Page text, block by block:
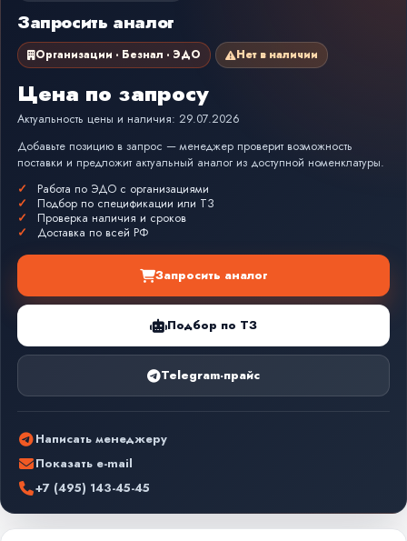
Запросить аналог
Организации · Безнал · ЭДО Нет в наличии
Цена по запросу
Актуальность цены и наличия: 29.07.2026
Добавьте позицию в запрос — менеджер проверит возможность
поставки и предложит актуальный аналог из доступной номенклатуры.
Работа по ЭДО с организациями
Подбор по спецификации или ТЗ
Проверка наличия и сроков
Доставка по всей РФ
Запросить аналог
Подбор по ТЗ
Telegram-прайс
Написать менеджеру
Показать e-mail
+7 (495) 143-45-45